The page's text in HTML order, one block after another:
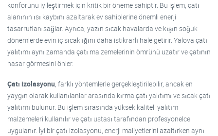
konforunu iyileştirmek için kritik bir öneme sahiptir. Bu işlem, çatı
alanının ısı kaybını azaltarak ev sahiplerine önemli enerji
tasarrufları sağlar. Ayrıca, yazın sıcak havalarda ve kışın soğuk
dönemlerde evin iç sıcaklığını daha istikrarlı hale getirir. Yalova çatı
yalıtımı aynı zamanda çatı malzemelerinin ömrünü uzatır ve çatının
hasar görmesini önler.
Çatı izolasyonu, farklı yöntemlerle gerçekleştirilebilir, ancak en
yaygın olarak kullanılanlar arasında kırma çatı yalıtımı ve sıcak çatı
yalıtımı bulunur. Bu işlem sırasında yüksek kaliteli yalıtım
malzemeleri kullanılır ve çatı ustası tarafından profesyonelce
uygulanır. İyi bir çatı izolasyonu, enerji maliyetlerini azaltırken aynı